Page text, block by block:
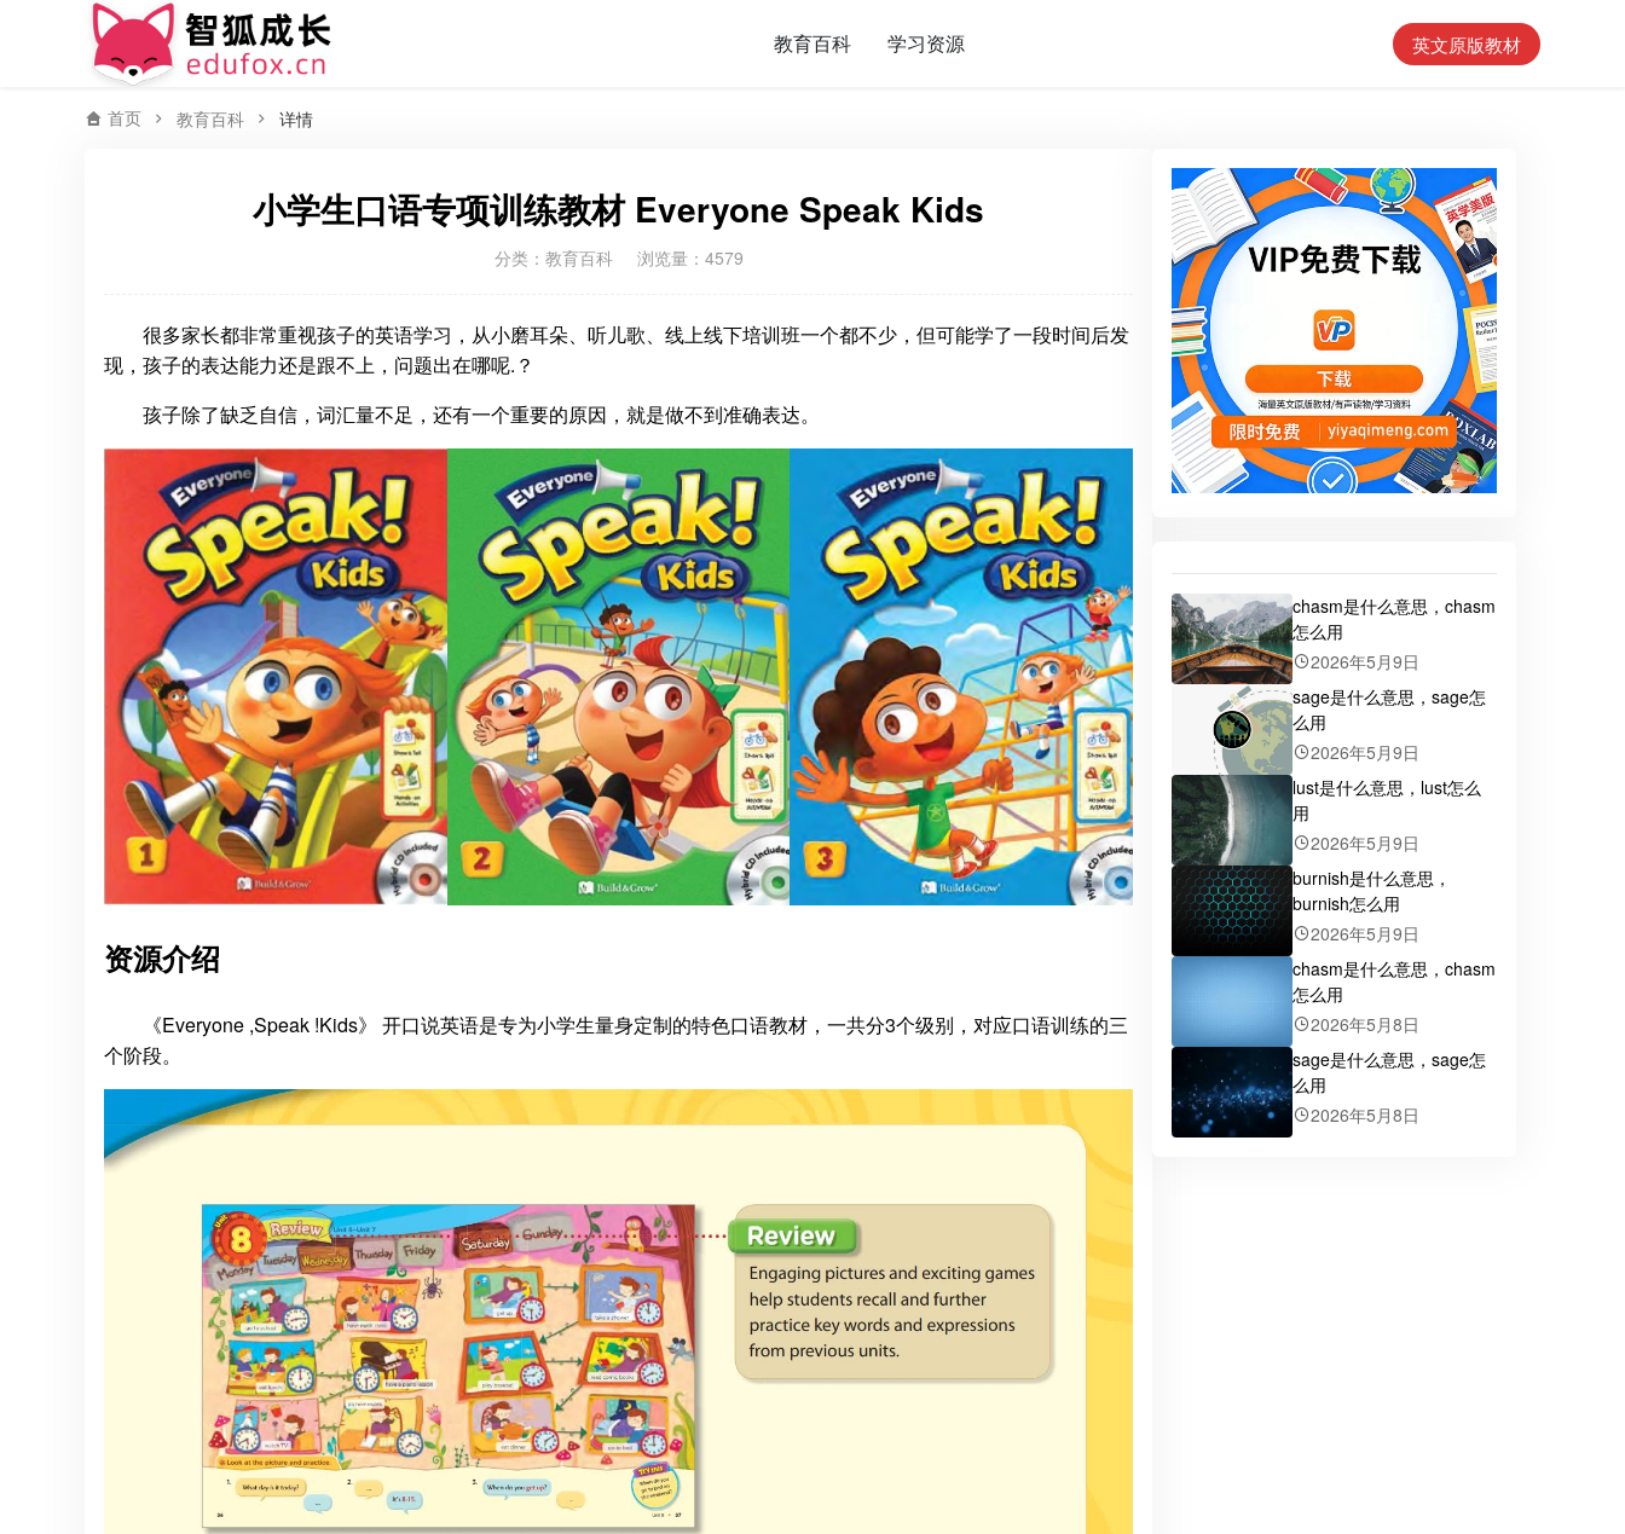
教育百科 学习资源 英文原版教材
首页 教育百科 详情
小学生口语专项训练教材 Everyone Speak Kids
分类： 教育百科 浏览量：4579
很多家长都非常重视孩子的英语学习，从小磨耳朵、听儿歌、线上线下培训班一个都不少，但可能学了一段时间后发
现，孩子的表达能力还是跟不上，问题出在哪呢.？
孩子除了缺乏自信，词汇量不足，还有一个重要的原因，就是做不到准确表达。
资源介绍
《Everyone ,Speak !Kids》 开口说英语是专为小学生量身定制的特色口语教材，一共分3个级别，对应口语训练的三
个阶段。
chasm是什么意思，chasm
怎么用
2026年5月9日
sage是什么意思，sage怎
么用
2026年5月9日
lust是什么意思，lust怎么
用
2026年5月9日
burnish是什么意思，
burnish怎么用
2026年5月9日
chasm是什么意思，chasm
怎么用
2026年5月8日
sage是什么意思，sage怎
么用
2026年5月8日